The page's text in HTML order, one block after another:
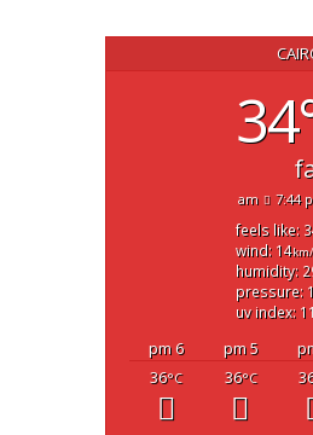
7:44
feels like:
wind: 14
humidity:
pressure:
uv index: 11
5 pm
6 pm
36°C
36°C